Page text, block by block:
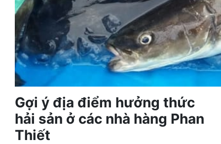
Gợi ý địa điểm hưởng thức
hải sản ở các nhà hàng Phan
Thiết